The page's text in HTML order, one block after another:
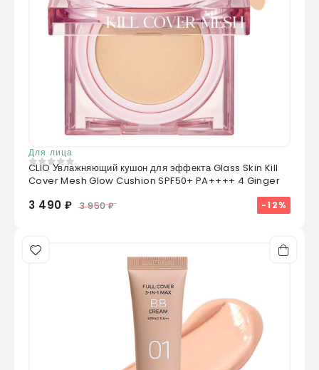
Для лица
0из 5
CLIO Увлажняющий кушон для эффекта Glass Skin Kill
Cover Mesh Glow Cushion SPF50+ PA++++ 4 Ginger
3 490 ₽ 3 950 ₽ -12%